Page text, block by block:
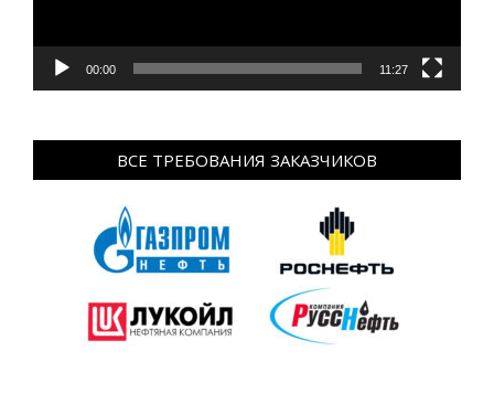
00:00 11:27
ВСЕ ТРЕБОВАНИЯ ЗАКАЗЧИКОВ